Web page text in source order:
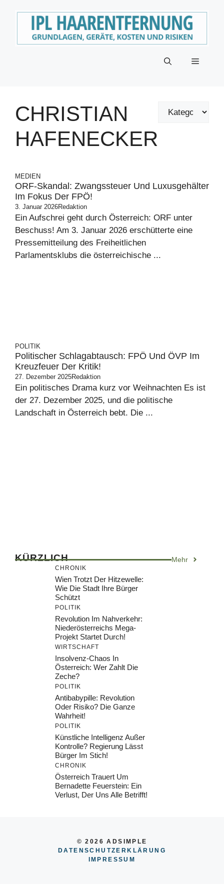
Menü
CHRISTIAN
HAFENECKER
MEDIEN
ORF-Skandal: Zwangssteuer Und Luxusgehälter
Im Fokus Der FPÖ!
3. Januar 2026Redaktion
Ein Aufschrei geht durch Österreich: ORF unter
Beschuss! Am 3. Januar 2026 erschütterte eine
Pressemitteilung des Freiheitlichen
Parlamentsklubs die österreichische ...
POLITIK
Politischer Schlagabtausch: FPÖ Und ÖVP Im
Kreuzfeuer Der Kritik!
27. Dezember 2025Redaktion
Ein politisches Drama kurz vor Weihnachten Es ist
der 27. Dezember 2025, und die politische
Landschaft in Österreich bebt. Die ...
KÜRZLICH Mehr
CHRONIK
Wien Trotzt Der Hitzewelle:
Wie Die Stadt Ihre Bürger
Schützt
POLITIK
Revolution Im Nahverkehr:
Niederösterreichs Mega-
Projekt Startet Durch!
WIRTSCHAFT
Insolvenz-Chaos In
Österreich: Wer Zahlt Die
Zeche?
POLITIK
Antibabypille: Revolution
Oder Risiko? Die Ganze
Wahrheit!
POLITIK
Künstliche Intelligenz Außer
Kontrolle? Regierung Lässt
Bürger Im Stich!
CHRONIK
Österreich Trauert Um
Bernadette Feuerstein: Ein
Verlust, Der Uns Alle Betrifft!
© 2026 ADSIMPLE
DATENSCHUTZERKLÄRUNG
IMPRESSU M